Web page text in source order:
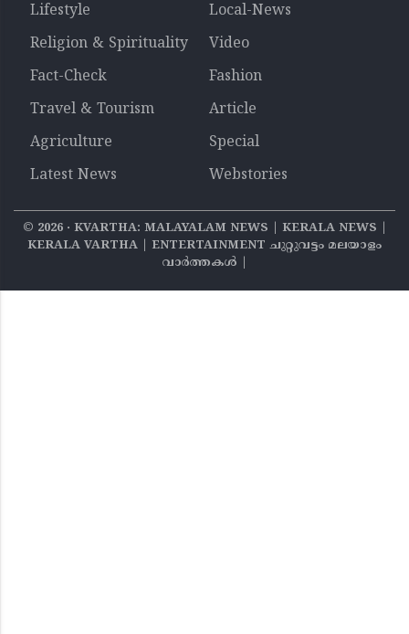
Lifestyle
Local-News
Religion & Spirituality
Video
Fact-Check
Fashion
Travel & Tourism
Article
Agriculture
Special
Latest News
Webstories
© 2026‧ KVARTHA: MALAYALAM NEWS | KERALA NEWS |
KERALA VARTHA | ENTERTAINMENT ചുറ്റുവട്ടം മലയാളം
വാര്‍ത്തകൾ |